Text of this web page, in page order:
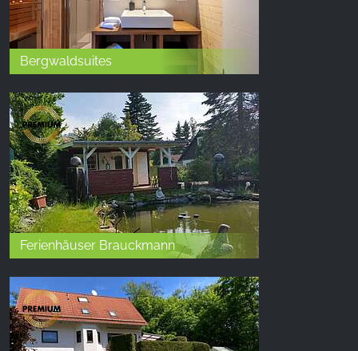
Bergwaldsuites
Ferienhäuser Brauckmann